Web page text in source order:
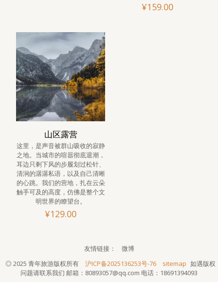
¥159.00
山区露营
这里，是声音被群山吸收的寂静
之地。当城市的喧嚣彻底退潮，
耳边只剩下风的步履划过松针、
清涧的潺潺私语，以及自己清晰
的心跳。我们的营地，扎在云朵
触手可及的高度，仿佛是整个文
明世界的瞭望台。
¥129.00
友情链接：
微博
◎ 2025 青年旅游版权所有
沪ICP备2025136253号-76 sitemap 如遇版权
问题请联系我们 邮箱：80893057@qq.com 电话：18691394093